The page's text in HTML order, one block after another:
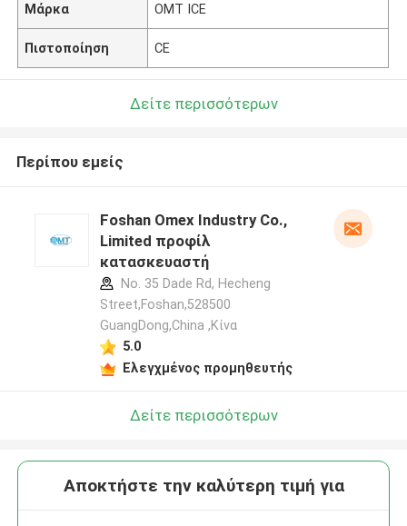
Μάρκα OMT ICE
Πιστοποίηση CE
Δείτε περισσότερων
Περίπου εμείς
Foshan Omex Industry Co.,
Limited προφίλ
κατασκευαστή
No. 35 Dade Rd, Hecheng
Street,Foshan,528500
GuangDong,China ,Κίνα
5.0
Ελεγχμένος προμηθευτής
Δείτε περισσότερων
Αποκτήστε την καλύτερη τιμή για